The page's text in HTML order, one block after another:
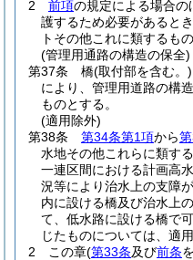
2
前項の規定による場合
護するため必要があると
トその他これに類するも
(管理用通路の構造の保全)
第37条
橋(取付部を含む。)
により、管理用道路の構
ものとする。
(適用除外)
第38条
第34条第1項から
水地その他これらに類す
一連区間における計画高
況等により治水上の支障
内に設ける橋及び治水上
て、低水路に設ける橋で
じたものについては、適用
2
この章(第33条及び前条